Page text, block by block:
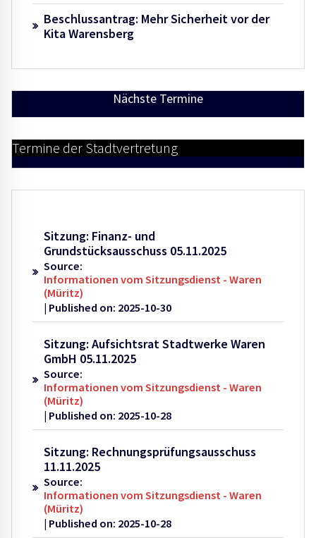
Beschlussantrag: Mehr Sicherheit vor der
Kita Warensberg
Nächste Termine
Termine der Stadtvertretung
Sitzung: Finanz- und
Grundstücksausschuss 05.11.2025
Source:
Informationen vom Sitzungsdienst - Waren
(Müritz)
Published on: 2025-10-30
Sitzung: Aufsichtsrat Stadtwerke Waren
GmbH 05.11.2025
Source:
Informationen vom Sitzungsdienst - Waren
(Müritz)
Published on: 2025-10-28
Sitzung: Rechnungsprüfungsausschuss
11.11.2025
Source:
Informationen vom Sitzungsdienst - Waren
(Müritz)
Published on: 2025-10-28